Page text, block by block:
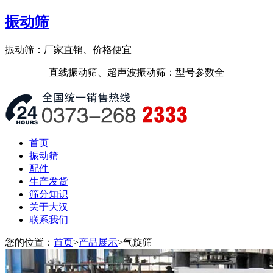
振动筛
振动筛：厂家直销、价格便宜
直线振动筛、超声波振动筛：型号参数全
首页
振动筛
配件
生产发货
筛分知识
关于大汉
联系我们
您的位置： 首页>产品展示>气旋筛